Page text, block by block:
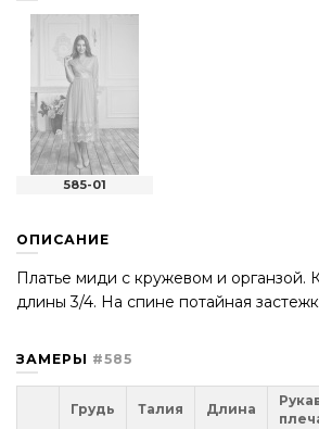
585-01
ОПИСАНИЕ
Платье миди с кружевом и органзой.
длины 3/4. На спине потайная
ЗАМЕРЫ #585
Грудь Талия Длина